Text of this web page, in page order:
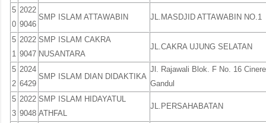
5
0
2022
9046
SMP ISLAM ATTAWABIN JL.MASDJID ATTAWABIN NO.1
5
1
2022
9047
SMP ISLAM CAKRA
NUSANTARA
JL.CAKRA UJUNG SELATAN
5
2
2024
6429
SMP ISLAM DIAN DIDAKTIKA
Jl. Rajawali Blok. F No. 16
Gandul
5
3
2022
9048
SMP ISLAM HIDAYATUL
ATHFAL
JL.PERSAHABATAN